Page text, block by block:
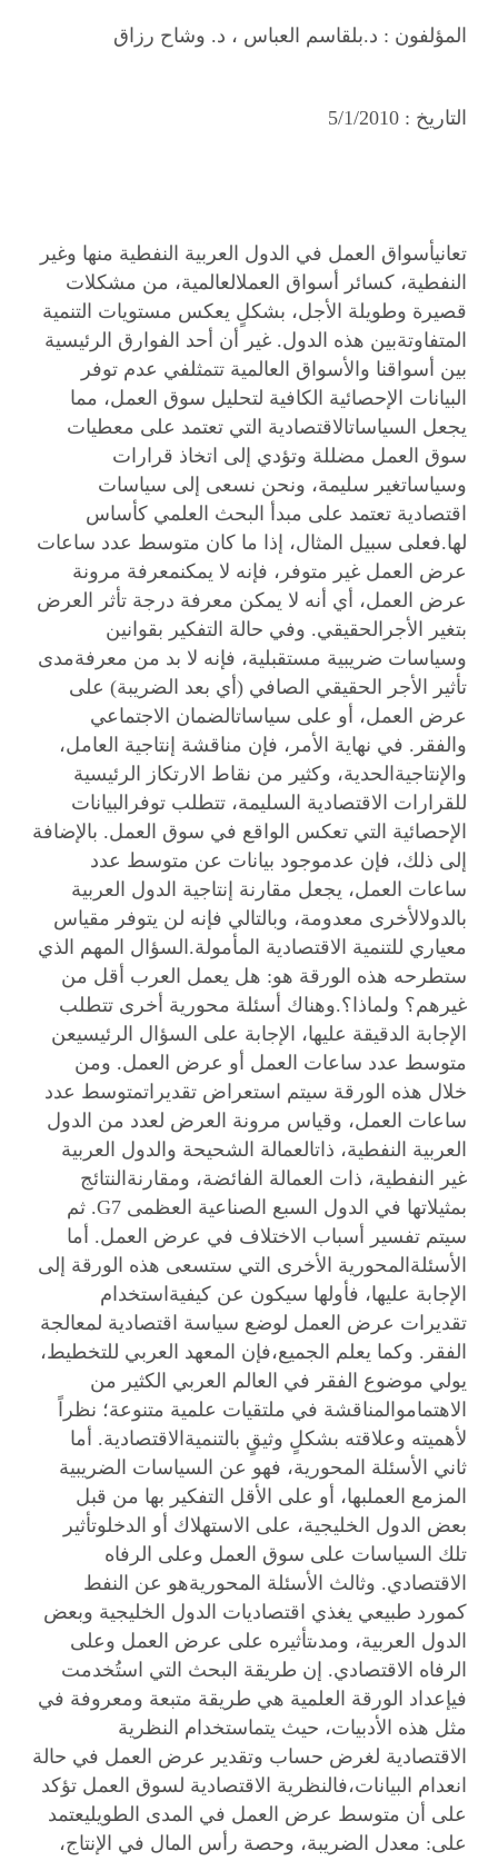
المؤلفون : د.بلقاسم العباس ، د. وشاح رزاق
التاريخ :5/1/2010
تعانيأسواق العمل في الدول العربية النفطية منها وغير
النفطية، كسائر أسواق العملالعالمية، من مشكلات
قصيرة وطويلة الأجل، بشكلٍ يعكس مستويات التنمية
المتفاوتةبين هذه الدول. غير أن أحد الفوارق الرئيسية
بين أسواقنا والأسواق العالمية تتمثلفي عدم توفر
البيانات الإحصائية الكافية لتحليل سوق العمل، مما
يجعل السياساتالاقتصادية التي تعتمد على معطيات
سوق العمل مضللة وتؤدي إلى اتخاذ قرارات
وسياساتغير سليمة، ونحن نسعى إلى سياسات
اقتصادية تعتمد على مبدأ البحث العلمي كأساس
لها.فعلى سبيل المثال، إذا ما كان متوسط عدد ساعات
عرض العمل غير متوفر، فإنه لا يمكنمعرفة مرونة
عرض العمل، أي أنه لا يمكن معرفة درجة تأثر العرض
بتغير الأجرالحقيقي. وفي حالة التفكير بقوانين
وسياسات ضريبية مستقبلية، فإنه لا بد من معرفةمدى
تأثير الأجر الحقيقي الصافي (أي بعد الضريبة) على
عرض العمل، أو على سياساتالضمان الاجتماعي
والفقر. في نهاية الأمر، فإن مناقشة إنتاجية العامل،
والإنتاجيةالحدية، وكثير من نقاط الارتكاز الرئيسية
للقرارات الاقتصادية السليمة، تتطلب توفرالبيانات
الإحصائية التي تعكس الواقع في سوق العمل. بالإضافة
إلى ذلك، فإن عدموجود بيانات عن متوسط عدد
ساعات العمل، يجعل مقارنة إنتاجية الدول العربية
بالدولالأخرى معدومة، وبالتالي فإنه لن يتوفر مقياس
معياري للتنمية الاقتصادية المأمولة.السؤال المهم الذي
ستطرحه هذه الورقة هو: هل يعمل العرب أقل من
غيرهم؟ ولماذا؟.وهناك أسئلة محورية أخرى تتطلب
الإجابة الدقيقة عليها، الإجابة على السؤال الرئيسيعن
متوسط عدد ساعات العمل أو عرض العمل. ومن
خلال هذه الورقة سيتم استعراض تقديراتمتوسط عدد
ساعات العمل، وقياس مرونة العرض لعدد من الدول
العربية النفطية، ذاتالعمالة الشحيحة والدول العربية
غير النفطية، ذات العمالة الفائضة، ومقارنةالنتائج
بمثيلاتها في الدول السبع الصناعية العظمىG7. ثم
سيتم تفسير أسباب الاختلاف في عرض العمل. أما
الأسئلةالمحورية الأخرى التي ستسعى هذه الورقة إلى
الإجابة عليها، فأولها سيكون عن كيفيةاستخدام
تقديرات عرض العمل لوضع سياسة اقتصادية لمعالجة
الفقر. وكما يعلم الجميع،فإن المعهد العربي للتخطيط،
يولي موضوع الفقر في العالم العربي الكثير من
الاهتماموالمناقشة في ملتقيات علمية متنوعة؛ نظراً
لأهميته وعلاقته بشكلٍ وثيقٍ بالتنميةالاقتصادية. أما
ثاني الأسئلة المحورية، فهو عن السياسات الضريبية
المزمع العملبها، أو على الأقل التفكير بها من قبل
بعض الدول الخليجية، على الاستهلاك أو الدخلوتأثير
تلك السياسات على سوق العمل وعلى الرفاه
الاقتصادي. وثالث الأسئلة المحوريةهو عن النفط
كمورد طبيعي يغذي اقتصاديات الدول الخليجية وبعض
الدول العربية، ومدىتأثيره على عرض العمل وعلى
الرفاه الاقتصادي. إن طريقة البحث التي استُخدمت
فيإعداد الورقة العلمية هي طريقة متبعة ومعروفة في
مثل هذه الأدبيات، حيث يتماستخدام النظرية
الاقتصادية لغرض حساب وتقدير عرض العمل في حالة
انعدام البيانات،فالنظرية الاقتصادية لسوق العمل تؤكد
على أن متوسط عرض العمل في المدى الطويليعتمد
على: معدل الضريبة، وحصة رأس المال في الإنتاج،